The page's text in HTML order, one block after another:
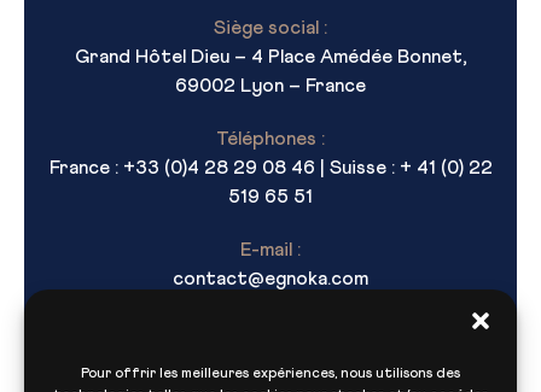
Pour offrir les meilleures expériences, nous utilisons des
Siège social :
Grand Hôtel Dieu – 4 Place Amédée Bonnet,
69002 Lyon – France
Téléphones :
France : +33 (0)4 28 29 08 46 | Suisse : + 41 (0) 22
519 65 51
E-mail :
contact@egnoka.com